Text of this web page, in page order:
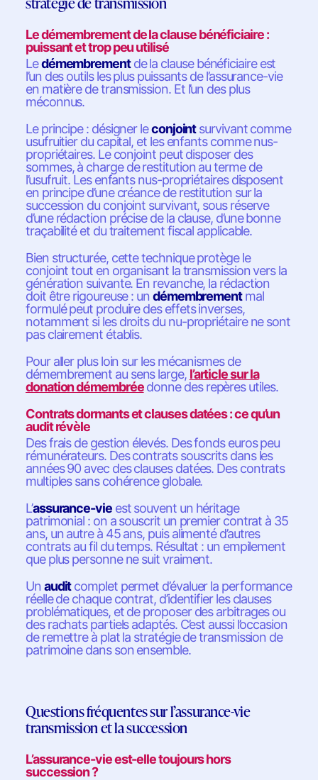
Le démembrement de la clause bénéficiaire :
puissant et trop peu utilisé
Ledémembrementde la clause bénéficiaire est
l’un des outils les plus puissants de l’assurance-vie
en matière de transmission. Et l’un des plus
méconnus.
Le principe : désigner leconjointsurvivant comme
usufruitier du capital, et les enfants comme nus-
propriétaires. Le conjoint peut disposer des
sommes, à charge de restitution au terme de
l’usufruit. Les enfants nus-propriétaires disposent
en principe d’une créance de restitution sur la
succession du conjoint survivant, sous réserve
d’une rédaction précise de la clause, d’une bonne
traçabilité et du traitement fiscal applicable.
Bien structurée, cette technique protège le
conjoint tout en organisant la transmission vers la
génération suivante. En revanche, la rédaction
doit être rigoureuse : un démembrementmal
formulé peut produire des effets inverses,
notamment si les droits du nu-propriétaire ne sont
pas clairement établis.
Pour aller plus loin sur les mécanismes de
démembrement au sens large, l’article sur la
donation démembréedonne des repères utiles.
Contrats dormants et clauses datées : ce qu’un
audit révèle
Des frais de gestion élevés. Des fonds euros peu
rémunérateurs. Des contrats souscrits dans les
années 90 avec des clauses datées. Des contrats
multiples sans cohérence globale.
L’assurance-vieest souvent un héritage
patrimonial : on a souscrit un premier contrat à 35
ans, un autre à 45 ans, puis alimenté d’autres
contrats au fil du temps. Résultat : un empilement
que plus personne ne suit vraiment.
Un auditcomplet permet d’évaluer la performance
réelle de chaque contrat, d’identifier les clauses
problématiques, et de proposer des arbitrages ou
des rachats partiels adaptés. C’est aussi l’occasion
de remettre à plat la stratégie de transmission de
patrimoine dans son ensemble.
Questions fréquentes sur l’assurance-vie
transmission et la succession
L’assurance-vie est-elle toujours hors
succession ?